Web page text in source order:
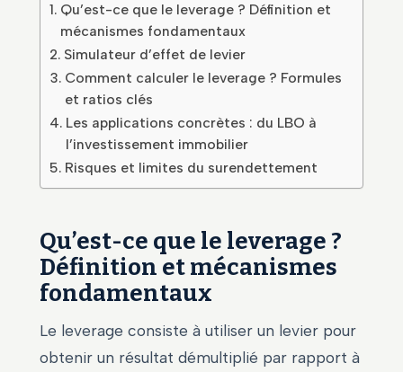
Qu’est-ce que le leverage ? Définition et
mécanismes fondamentaux
Simulateur d’effet de levier
Comment calculer le leverage ? Formules
et ratios clés
Les applications concrètes : du LBO à
l’investissement immobilier
Risques et limites du surendettement
Qu’est-ce que le leverage ?
Définition et mécanismes
fondamentaux
Le leverage consiste à utiliser un levier pour
obtenir un résultat démultiplié par rapport à